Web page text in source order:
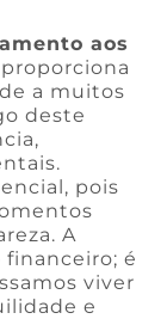
aos
a muitos
deste
pois
A
financeiro; é
viver
e